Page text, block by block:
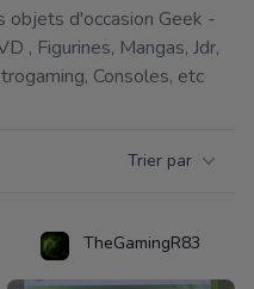
objets d'occasion Geek -
, Figurines, Mangas, Jdr,
Consoles, etc
Trier par
TheGamingR83